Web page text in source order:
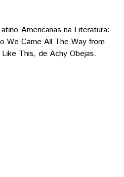
Americanas na Literatura:
We Came All The Way from
This, de Achy Obejas.